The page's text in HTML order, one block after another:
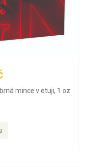
mince v etuji, 1 oz